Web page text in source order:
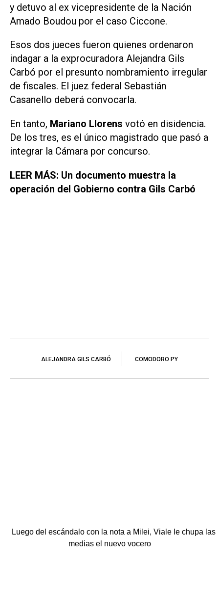
y detuvo al ex vicepresidente de la Nación
Amado Boudou por el caso Ciccone.
Esos dos jueces fueron quienes ordenaron
indagar a la exprocuradora Alejandra Gils
Carbó por el presunto nombramiento irregular
de fiscales. El juez federal Sebastián
Casanello deberá convocarla.
En tanto, Mariano Llorens votó en disidencia.
De los tres, es el único magistrado que pasó a
integrar la Cámara por concurso.
LEER MÁS: Un documento muestra la
operación del Gobierno contra Gils Carbó
ALEJANDRA GILS CARBÓ COMODORO PY